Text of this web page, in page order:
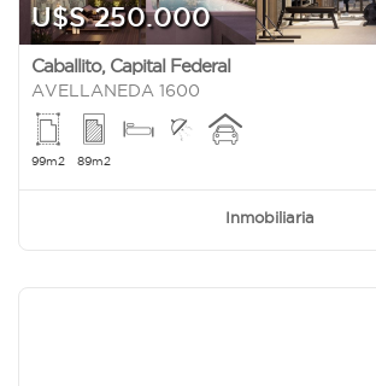
U$S 250.000
Caballito, Capital Federal
AVELLANEDA 1600
99m2 89m2
Inmobiliaria